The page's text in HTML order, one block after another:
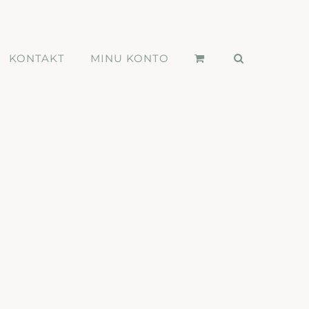
KONTAKT MINU KONTO